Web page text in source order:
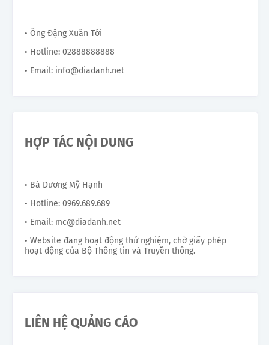
• Ông Đặng Xuân Tới
• Hotline: 02888888888
• Email: info@diadanh.net
HỢP TÁC NỘI DUNG
• Bà Dương Mỹ Hạnh
• Hotline: 0969.689.689
• Email: mc@diadanh.net
• Website đang hoạt động thử nghiệm, chờ giấy phép
hoạt động của Bộ Thông tin và Truyền thông.
LIÊN HỆ QUẢNG CÁO